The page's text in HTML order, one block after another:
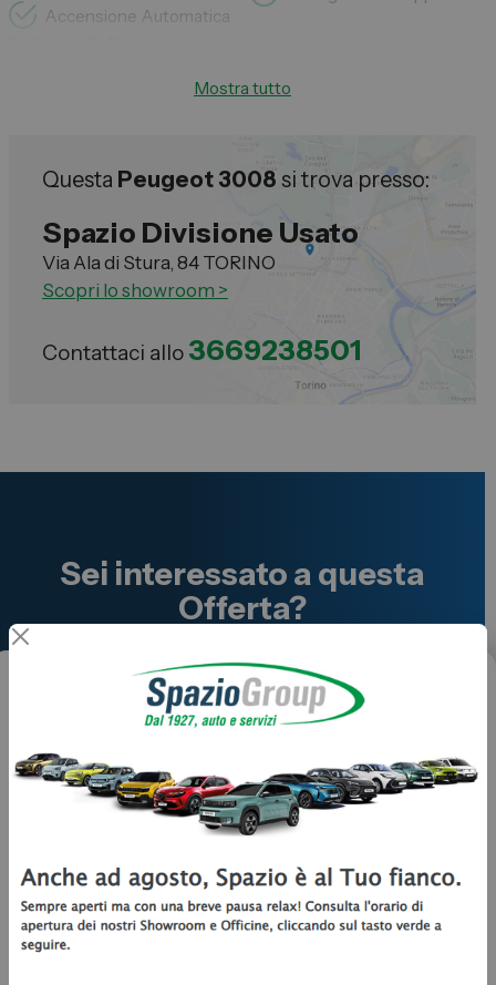
Accensione Automatica
Mostra tutto
Questa Peugeot 3008 si trova presso:
Spazio Divisione Usato
Via Ala di Stura, 84 TORINO
Scopri lo showroom >
Contattaci allo 3669238501
Sei interessato a questa
Offerta?
Ricevere informazioni
Hai un usato da permutare? Clicca qui!